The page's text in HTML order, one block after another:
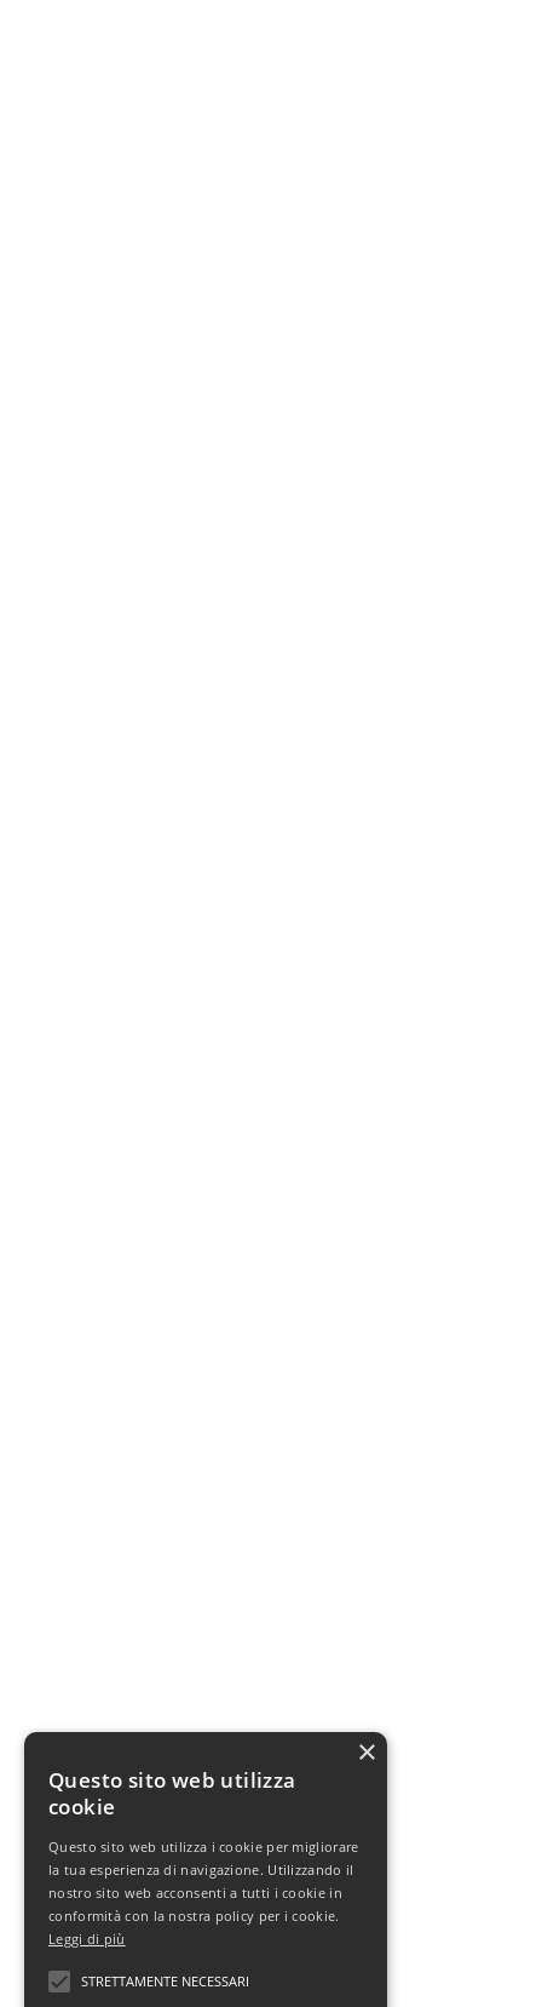
×
Questo sito web utilizza
cookie
Questo sito web utilizza i cookie per migliorare
la tua esperienza di navigazione. Utilizzando il
nostro sito web acconsenti a tutti i cookie in
conformità con la nostra policy per i cookie.
Leggi di più
STRETTAMENTE NECESSARI